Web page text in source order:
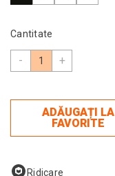
Cantitate
- +
ADĂUGAȚI LA
FAVORITE
Ridicare